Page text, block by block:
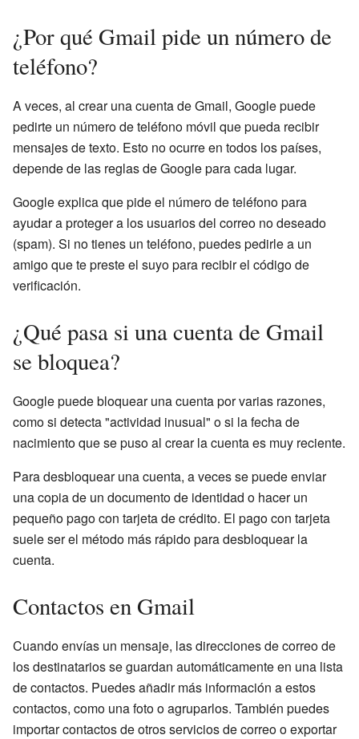
¿Por qué Gmail pide un número de
teléfono?
A veces, al crear una cuenta de Gmail, Google puede
pedirte un número de teléfono móvil que pueda recibir
mensajes de texto. Esto no ocurre en todos los países,
depende de las reglas de Google para cada lugar.
Google explica que pide el número de teléfono para
ayudar a proteger a los usuarios del correo no deseado
(spam). Si no tienes un teléfono, puedes pedirle a un
amigo que te preste el suyo para recibir el código de
verificación.
¿Qué pasa si una cuenta de Gmail
se bloquea?
Google puede bloquear una cuenta por varias razones,
como si detecta "actividad inusual" o si la fecha de
nacimiento que se puso al crear la cuenta es muy reciente.
Para desbloquear una cuenta, a veces se puede enviar
una copia de un documento de identidad o hacer un
pequeño pago con tarjeta de crédito. El pago con tarjeta
suele ser el método más rápido para desbloquear la
cuenta.
Contactos en Gmail
Cuando envías un mensaje, las direcciones de correo de
los destinatarios se guardan automáticamente en una lista
de contactos. Puedes añadir más información a estos
contactos, como una foto o agruparlos. También puedes
importar contactos de otros servicios de correo o exportar